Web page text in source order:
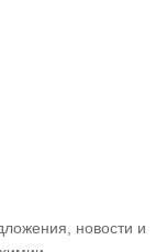
новости и